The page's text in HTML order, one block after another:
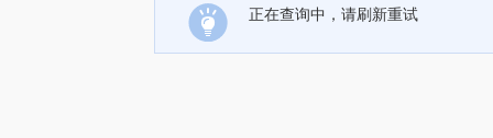
正在查询中，请刷新重试